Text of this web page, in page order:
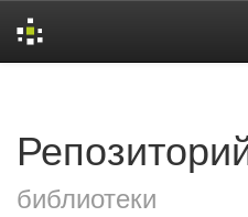
библиотеки